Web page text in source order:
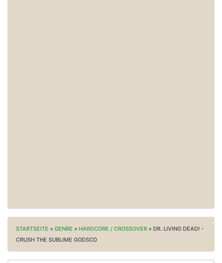
STARTSEITE » GENRE » HARDCORE / CROSSOVER » DR. LIVING DEAD! -
CRUSH THE SUBLIME GODSCD